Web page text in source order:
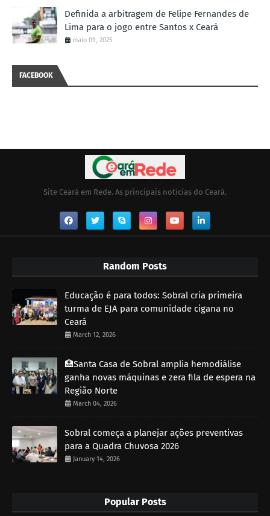
Definida a arbitragem de Felipe Fernandes de
Lima para o jogo entre Santos x Ceará
maio 09, 2025
FACEBOOK
Site Ceará em Rede. As principais notícias do Ceará.
Random Posts
Educação é para todos: Sobral cria primeira
turma de EJA para comunidade cigana no
Ceará
March 12, 2026
🏥Santa Casa de Sobral amplia hemodiálise
ganha novas máquinas e zera fila de espera na
Região Norte
March 04, 2026
Sobral começa a planejar ações preventivas
para a Quadra Chuvosa 2026
January 14, 2026
Popular Posts